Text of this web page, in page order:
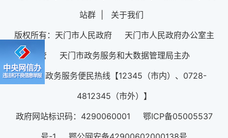
站群
关于我们
版权所有：天门市人民政府 天门市人民政府办公室主
管 天门市政务服务和大数据管理局主办
12345政务服务便民热线【12345（市内）、0728-
4812345（市外）】
政府网站标识码：4290060001 鄂ICP备05005537